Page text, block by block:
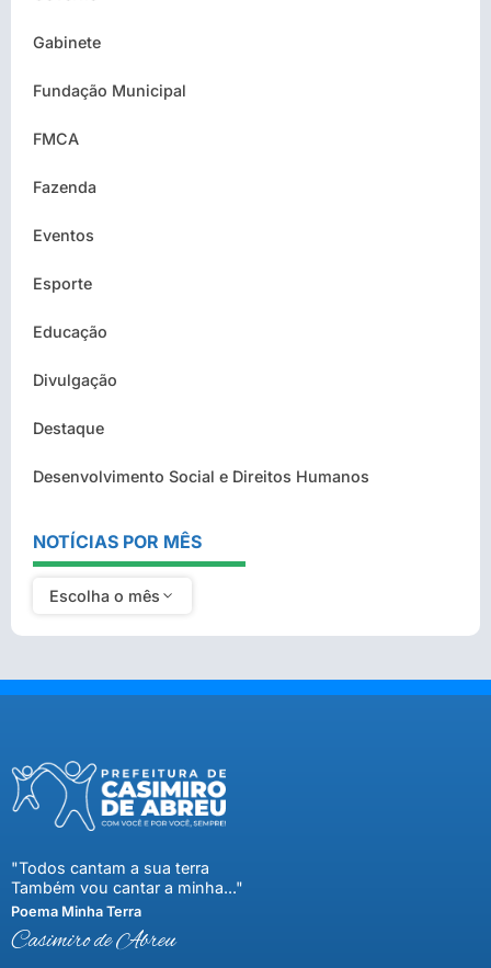
Gabinete
Fundação Municipal
FMCA
Fazenda
Eventos
Esporte
Educação
Divulgação
Destaque
Desenvolvimento Social e Direitos Humanos
NOTÍCIAS POR MÊS
Escolha o mês
"Todos cantam a sua terra
Também vou cantar a minha..."
Poema Minha Terra
Casimiro de Abreu